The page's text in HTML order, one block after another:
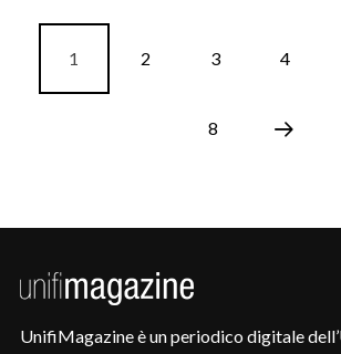
1 2 3 4
8
UnifiMagazine è un periodico digitale